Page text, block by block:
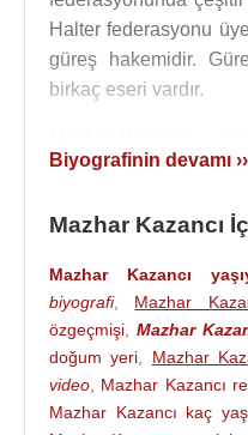
Halter federasyonu
güreş hakemidir.
birkaç eseri vardır.
Kazancıadlarında iki
Mazhar Kazancı
sporla ilgilendi.
Beşiktaş spor kulübü
1902
Mahallesi'nde, o
Osman Paşa'nın
Biyografinin devamı ››
Mazhar Kazancı
Mazhar Kazancı
biyografi, Mazhar
özgeçmişi
Mazhar
doğum yeri
Mazhar
video
Mazhar Kazancı
Mazhar Kazancı kaç